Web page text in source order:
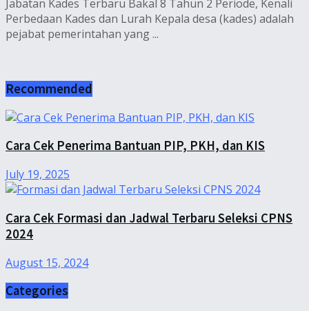
Jabatan Kades Terbaru Bakal 8 Tahun 2 Periode, Kenali
Perbedaan Kades dan Lurah Kepala desa (kades) adalah
pejabat pemerintahan yang ...
Recommended
Cara Cek Penerima Bantuan PIP, PKH, dan KIS
July 19, 2025
Cara Cek Formasi dan Jadwal Terbaru Seleksi CPNS
2024
August 15, 2024
Categories